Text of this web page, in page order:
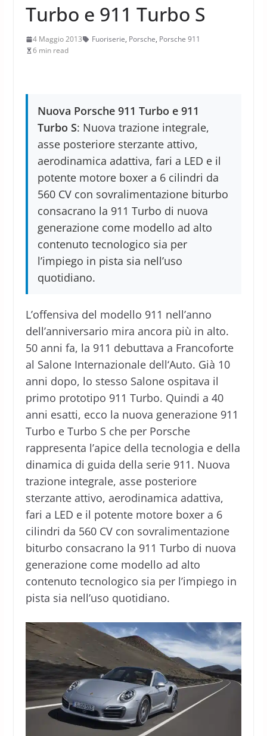
Turbo e 911 Turbo S
4 Maggio 2013 Fuoriserie, Porsche, Porsche 911
6 min read
Nuova Porsche 911 Turbo e 911
Turbo S: Nuova trazione integrale,
asse posteriore sterzante attivo,
aerodinamica adattiva, fari a LED e il
potente motore boxer a 6 cilindri da
560 CV con sovralimentazione biturbo
consacrano la 911 Turbo di nuova
generazione come modello ad alto
contenuto tecnologico sia per
l’impiego in pista sia nell’uso
quotidiano.
L’offensiva del modello 911 nell’anno
dell’anniversario mira ancora più in alto.
50 anni fa, la 911 debuttava a Francoforte
al Salone Internazionale dell‘Auto. Già 10
anni dopo, lo stesso Salone ospitava il
primo prototipo 911 Turbo. Quindi a 40
anni esatti, ecco la nuova generazione 911
Turbo e Turbo S che per Porsche
rappresenta l’apice della tecnologia e della
dinamica di guida della serie 911. Nuova
trazione integrale, asse posteriore
sterzante attivo, aerodinamica adattiva,
fari a LED e il potente motore boxer a 6
cilindri da 560 CV con sovralimentazione
biturbo consacrano la 911 Turbo di nuova
generazione come modello ad alto
contenuto tecnologico sia per l’impiego in
pista sia nell’uso quotidiano.